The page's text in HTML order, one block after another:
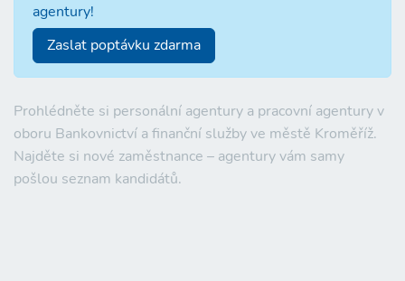
Prohlédněte si personální agentury a pracovní agentury v
oboru Bankovnictví a finanční služby ve městě Kroměříž.
Najděte si nové zaměstnance – agentury vám samy
pošlou seznam kandidátů.
agentury!
Zaslat poptávku zdarma